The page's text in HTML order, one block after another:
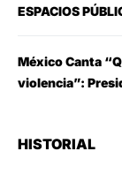
ESPACIOS
México Canta
violencia”:
HISTORIAL